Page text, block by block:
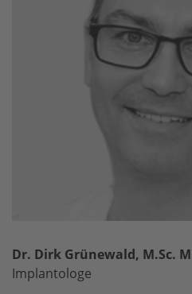
Dr. Dirk Grünewald, M.Sc.
Implantologe